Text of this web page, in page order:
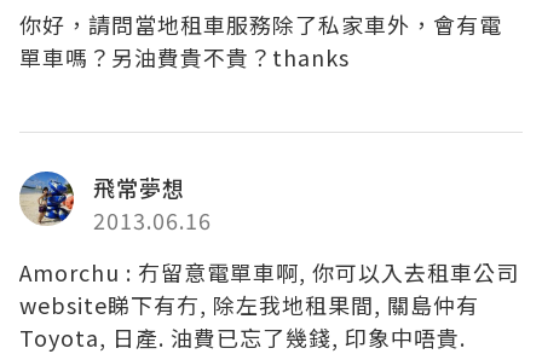
你好，請問當地租車服務除了私家車外，會有電
單車嗎？另油費貴不貴？thanks
飛常夢想
2013.06.16
Amorchu : 冇留意電單車啊, 你可以入去租車公司
website睇下有冇, 除左我地租果間, 關島仲有
Toyota, 日產. 油費已忘了幾錢, 印象中唔貴.